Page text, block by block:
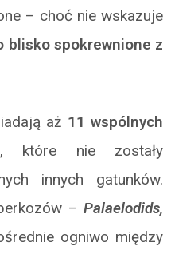
– choć nie wskazuje
blisko spokrewnione z
aż 11 wspólnych
, które nie zostały
innych gatunków.
– Palaelodids,
ogniwo między